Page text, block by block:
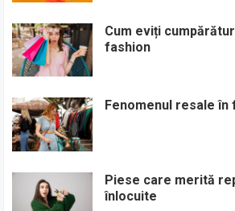
Cum eviți
fashion
Fenomenul resale în
Piese care merită
înlocuite